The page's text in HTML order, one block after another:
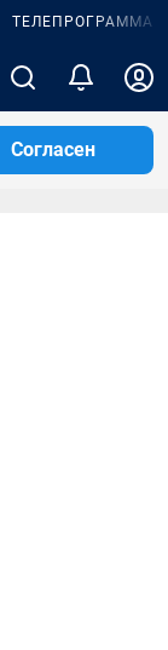
ТЕЛЕПРОГРАММА
Согласен